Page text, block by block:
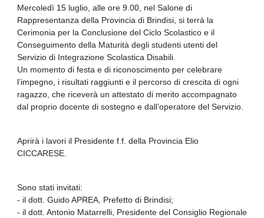
Mercoledì 15 luglio, alle ore 9.00, nel Salone di
Rappresentanza della Provincia di Brindisi, si terrà la
Cerimonia per la Conclusione del Ciclo Scolastico e il
Conseguimento della Maturità degli studenti utenti del
Servizio di Integrazione Scolastica Disabili.
Un momento di festa e di riconoscimento per celebrare
l’impegno, i risultati raggiunti e il percorso di crescita di ogni
ragazzo, che riceverà un attestato di merito accompagnato
dal proprio docente di sostegno e dall’operatore del Servizio.
Aprirà i lavori il Presidente f.f. della Provincia Elio
CICCARESE.
Sono stati invitati:
- il dott. Guido APREA, Prefetto di Brindisi;
- il dott. Antonio Matarrelli, Presidente del Consiglio Regionale